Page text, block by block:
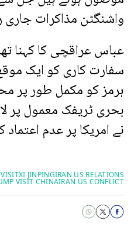
واشنگٹن مذاکرات جاری
عباس عراقچی کا کہنا
سفارت کاری کو ایک موقع
ہرمز کو مکمل طور پر
بحری ٹریفک معمول پر
نے امریکا پر عدم اعتماد
IRAN US RELATIONS
XI JINPING
IRAN US CONFLICT
VISIT CHINA